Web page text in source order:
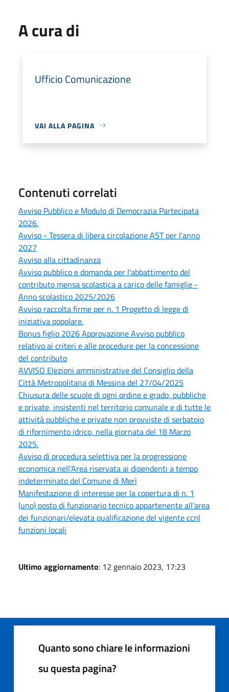
A cura di
Ufficio Comunicazione
VAI ALLA PAGINA
Contenuti correlati
Avviso Pubblico e Modulo di Democrazia Partecipata
2026.
Avviso - Tessera di libera circolazione AST per l'anno
2027
Avviso alla cittadinanza
Avviso pubblico e domanda per l'abbattimento del
contributo mensa scolastica a carico delle famiglie -
Anno scolastico 2025/2026
Avviso raccolta firme per n. 1 Progetto di legge di
iniziativa popolare.
Bonus figlio 2026 Approvazione Avviso pubblico
relativo ai criteri e alle procedure per la concessione
del contributo
AVVISO Elezioni amministrative del Consiglio della
Città Metropolitana di Messina del 27/04/2025
Chiusura delle scuole di ogni ordine e grado, pubbliche
e private, insistenti nel territorio comunale e di tutte le
attività pubbliche e private non provviste di serbatoio
di rifornimento idrico, nella giornata del 18 Marzo
2025.
Avviso di procedura selettiva per la progressione
economica nell'Area riservata ai dipendenti a tempo
indeterminato del Comune di Merì
Manifestazione di interesse per la copertura di n. 1
(uno) posto di funzionario tecnico appartenente all’area
dei funzionari/elevata qualificazione del vigente ccnl
funzioni locali
Ultimo aggiornamento: 12 gennaio 2023, 17:23
Quanto sono chiare le informazioni
su questa pagina?